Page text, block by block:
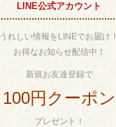
LINE公式アカウント
うれしい情報をLINEでお届け！
お得なお知らせ配信中！
新規お友達登録で
100円クーポン
プレゼント！